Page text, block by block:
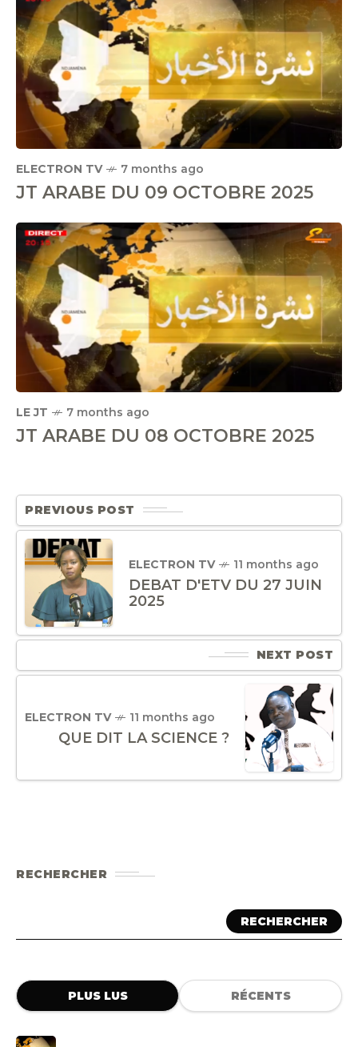
ELECTRON TV 7 months ago
JT ARABE DU 09 OCTOBRE 2025
LE JT 7 months ago
JT ARABE DU 08 OCTOBRE 2025
PREVIOUS POST
ELECTRON TV 11 months ago
DEBAT D'ETV DU 27 JUIN
2025
NEXT POST
ELECTRON TV 11 months ago
QUE DIT LA SCIENCE ?
RECHERCHER
RECHERCHER
PLUS LUS RÉCENTS